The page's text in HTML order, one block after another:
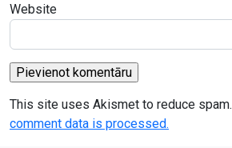
Website
This site uses Akismet to reduce spam.
comment data is processed.